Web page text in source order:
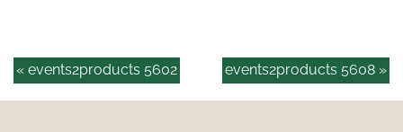
events2products 5608 »
« events2products 5602